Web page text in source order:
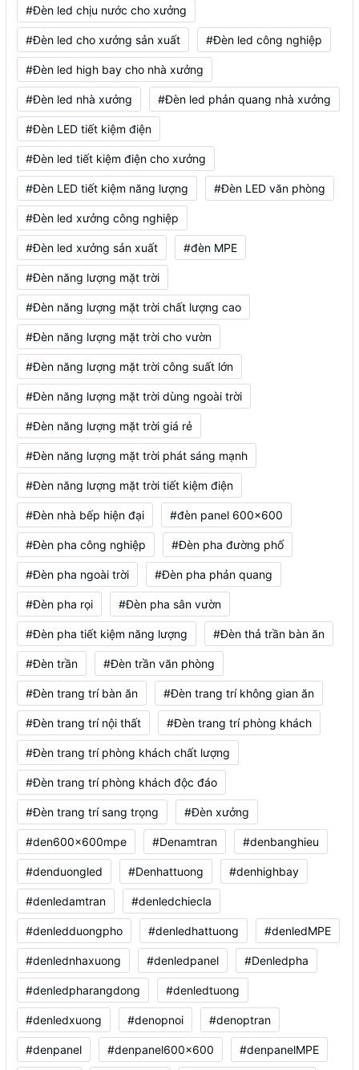
#Đèn led chịu nước cho xưởng
#Đèn led cho xưởng sản xuất #Đèn led công nghiệp
#Đèn led high bay cho nhà xưởng
#Đèn led nhà xưởng #Đèn led phản quang nhà xưởng
#Đèn LED tiết kiệm điện
#Đèn led tiết kiệm điện cho xưởng
#Đèn LED tiết kiệm năng lượng #Đèn LED văn phòng
#Đèn led xưởng công nghiệp
#Đèn led xưởng sản xuất #đèn MPE
#Đèn năng lượng mặt trời
#Đèn năng lượng mặt trời chất lượng cao
#Đèn năng lượng mặt trời cho vườn
#Đèn năng lượng mặt trời công suất lớn
#Đèn năng lượng mặt trời dùng ngoài trời
#Đèn năng lượng mặt trời giá rẻ
#Đèn năng lượng mặt trời phát sáng mạnh
#Đèn năng lượng mặt trời tiết kiệm điện
#Đèn nhà bếp hiện đại #đèn panel 600x600
#Đèn pha công nghiệp #Đèn pha đường phố
#Đèn pha ngoài trời #Đèn pha phản quang
#Đèn pha rọi #Đèn pha sân vườn
#Đèn pha tiết kiệm năng lượng #Đèn thả trần bàn ăn
#Đèn trần #Đèn trần văn phòng
#Đèn trang trí bàn ăn #Đèn trang trí không gian ăn
#Đèn trang trí nội thất #Đèn trang trí phòng khách
#Đèn trang trí phòng khách chất lượng
#Đèn trang trí phòng khách độc đáo
#Đèn trang trí sang trọng #Đèn xưởng
#den600x600mpe #Denamtran #denbanghieu
#denduongled #Denhattuong #denhighbay
#denledamtran #denledchiecla
#denledduongpho #denledhattuong #denledMPE
#denlednhaxuong #denledpanel #Denledpha
#denledpharangdong #denledtuong
#denledxuong #denopnoi #denoptran
#denpanel #denpanel600x600 #denpanelMPE